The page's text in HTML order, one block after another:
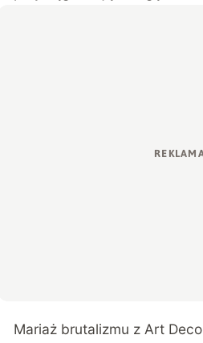
Mariaż brutalizmu z Art Deco